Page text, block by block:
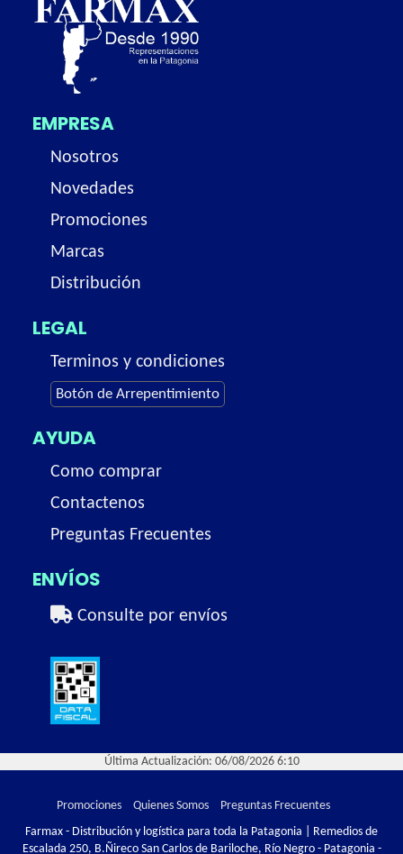
EMPRESA
Nosotros
Novedades
Promociones
Marcas
Distribución
LEGAL
Terminos y condiciones
Botón de Arrepentimiento
AYUDA
Como comprar
Contactenos
Preguntas Frecuentes
ENVÍOS
Consulte por envíos
Última Actualización: 06/08/2026 6:10
Promociones Quienes Somos
Preguntas Frecuentes
Farmax - Distribución y logística para toda la Patagonia | Remedios de
Escalada 250, B.Ñireco San Carlos de Bariloche, Río Negro - Patagonia -